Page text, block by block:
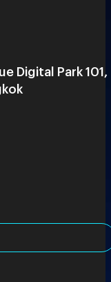
Digital Park 101,